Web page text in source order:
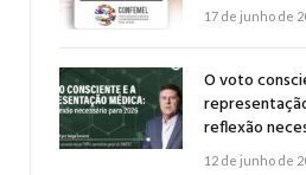
17 de junho de
O voto
reflexão
12 de junho de